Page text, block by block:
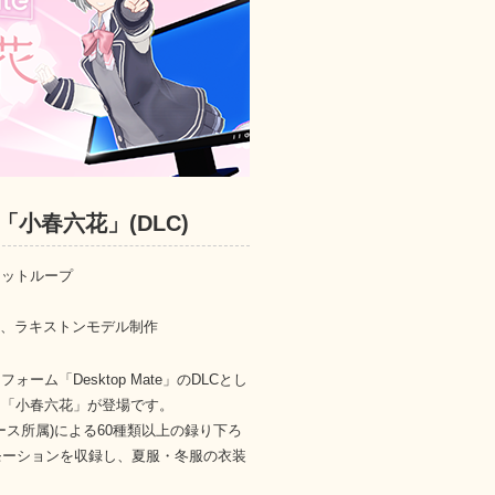
小春六花」(DLC)
トループ
ラキストンモデル制作
ォーム「Desktop Mate」のDLCとし
小春六花」が登場です。
所属)による60種類以上の録り下ろ
ションを収録し、夏服・冬服の衣装